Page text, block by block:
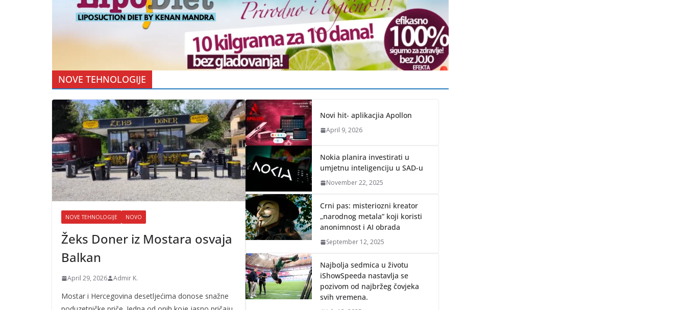
NOVE TEHNOLOGIJE
NOVE TEHNOLOGIJE NOVO
Žeks Doner iz Mostara osvaja
Balkan
April 29, 2026 Admir K.
Mostar i Hercegovina desetljećima donose snažne
Novi hit- aplikacjia Apollon
April 9, 2026
Nokia planira investirati u
umjetnu inteligenciju u SAD-u
November 22, 2025
Crni pas: misteriozni kreator
„narodnog metala” koji koristi
anonimnost i AI obrada
September 12, 2025
Najbolja sedmica u životu
iShowSpeeda nastavlja se
pozivom od najbržeg čovjeka
svih vremena.